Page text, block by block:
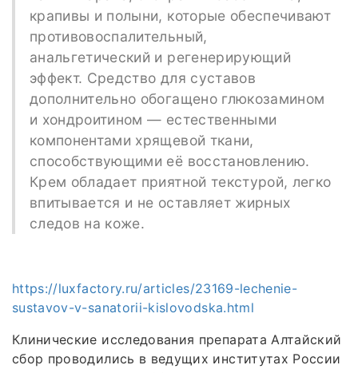
крапивы и полыни, которые обеспечивают
противовоспалительный,
анальгетический и регенерирующий
эффект. Средство для суставов
дополнительно обогащено глюкозамином
и хондроитином — естественными
компонентами хрящевой ткани,
способствующими её восстановлению.
Крем обладает приятной текстурой, легко
впитывается и не оставляет жирных
следов на коже.
https://luxfactory.ru/articles/23169-lechenie-
sustavov-v-sanatorii-kislovodska.html
Клинические исследования препарата Алтайский
сбор проводились в ведущих институтах России